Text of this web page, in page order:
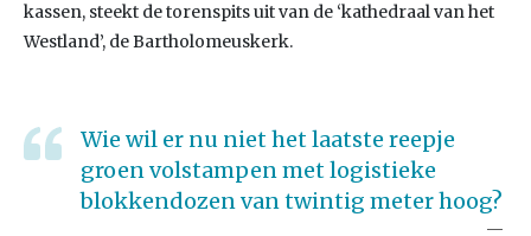
kassen, steekt de torenspits uit van de ‘kathedraal van het
Westland’, de Bartholomeuskerk.
Wie wil er nu niet het laatste reepje
groen volstampen met logistieke
blokkendozen van twintig meter hoog?